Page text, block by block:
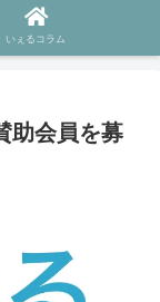
助会員を募
いぇるコラム